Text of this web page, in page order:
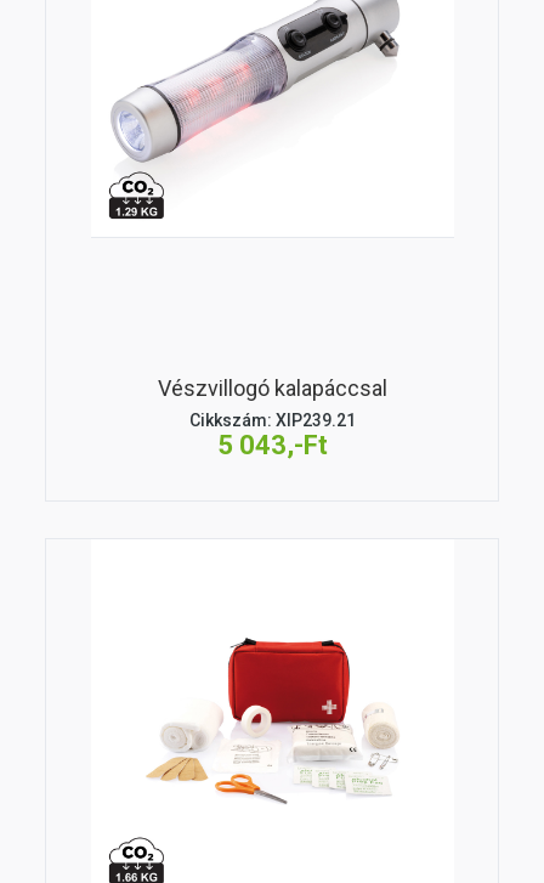
Vészvillogó kalapáccsal
Cikkszám: XIP239.21
5 043,-Ft